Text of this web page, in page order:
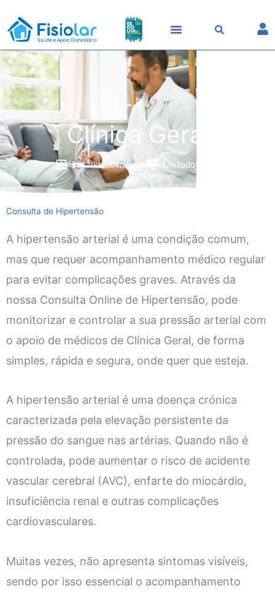
content
Clínica Geral
Por Videoconsulta Em todo o País
Consulta de Hipertensão
A hipertensão arterial é uma condição comum,
mas que requer acompanhamento médico regular
para evitar complicações graves. Através da
nossa Consulta Online de Hipertensão, pode
monitorizar e controlar a sua pressão arterial com
o apoio de médicos de Clínica Geral, de forma
simples, rápida e segura, onde quer que esteja.
A hipertensão arterial é uma doença crónica
caracterizada pela elevação persistente da
pressão do sangue nas artérias. Quando não é
controlada, pode aumentar o risco de acidente
vascular cerebral (AVC), enfarte do miocárdio,
insuficiência renal e outras complicações
cardiovasculares.
Muitas vezes, não apresenta sintomas visíveis,
sendo por isso essencial o acompanhamento